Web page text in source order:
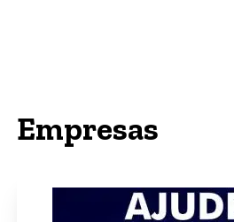
Empresas